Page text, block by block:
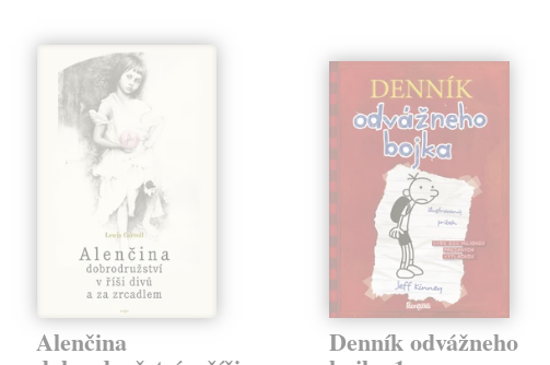
Alenčina Denník odvážneho